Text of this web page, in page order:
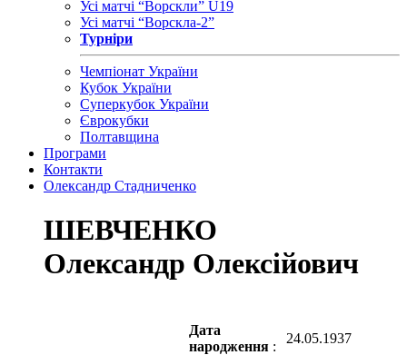
Усі матчі “Ворскли” U19
Усі матчі “Ворскла-2”
Турніри
Чемпіонат України
Кубок України
Суперкубок України
Єврокубки
Полтавщина
Програми
Контакти
Олександр Стадниченко
ШЕВЧЕНКО
Олександр Олексійович
Дата
народження :
24.05.1937